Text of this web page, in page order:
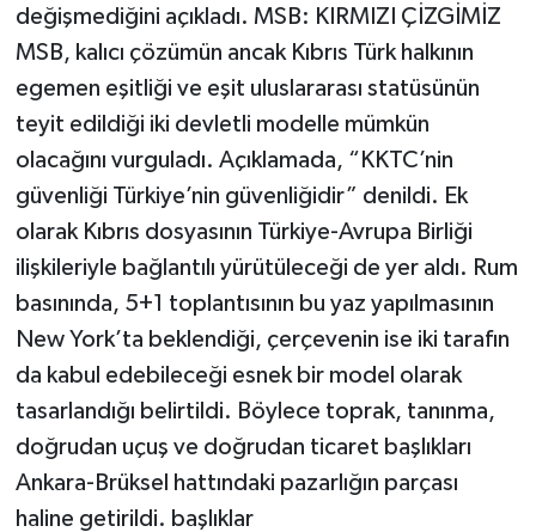
değişmediğini açıkladı. MSB: KIRMIZI ÇİZGİMİZ
MSB, kalıcı çözümün ancak Kıbrıs Türk halkının
egemen eşitliği ve eşit uluslararası statüsünün
teyit edildiği iki devletli modelle mümkün
olacağını vurguladı. Açıklamada, “KKTC’nin
güvenliği Türkiye’nin güvenliğidir” denildi. Ek
olarak Kıbrıs dosyasının Türkiye-Avrupa Birliği
ilişkileriyle bağlantılı yürütüleceği de yer aldı. Rum
basınında, 5+1 toplantısının bu yaz yapılmasının
New York’ta beklendiği, çerçevenin ise iki tarafın
da kabul edebileceği esnek bir model olarak
tasarlandığı belirtildi. Böylece toprak, tanınma,
doğrudan uçuş ve doğrudan ticaret başlıkları
Ankara-Brüksel hattındaki pazarlığın parçası
haline getirildi. başlıklar